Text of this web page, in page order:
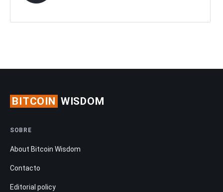
BITCOIN WISDOM
SOBRE
About Bitcoin Wisdom
Contacto
Editorial policy